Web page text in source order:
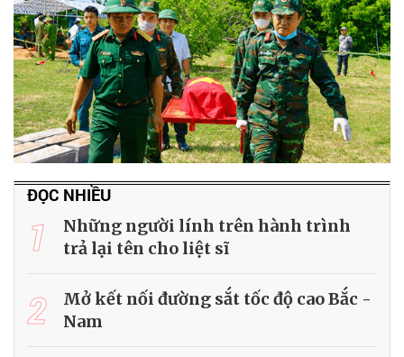
ĐỌC NHIỀU
1
Những người lính trên hành trình
trả lại tên cho liệt sĩ
2
Mở kết nối đường sắt tốc độ cao Bắc -
Nam